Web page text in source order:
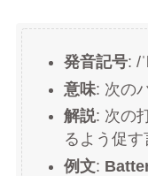
発音記号: /
意味: 次の
解説: 次の
るよう促す
例文: